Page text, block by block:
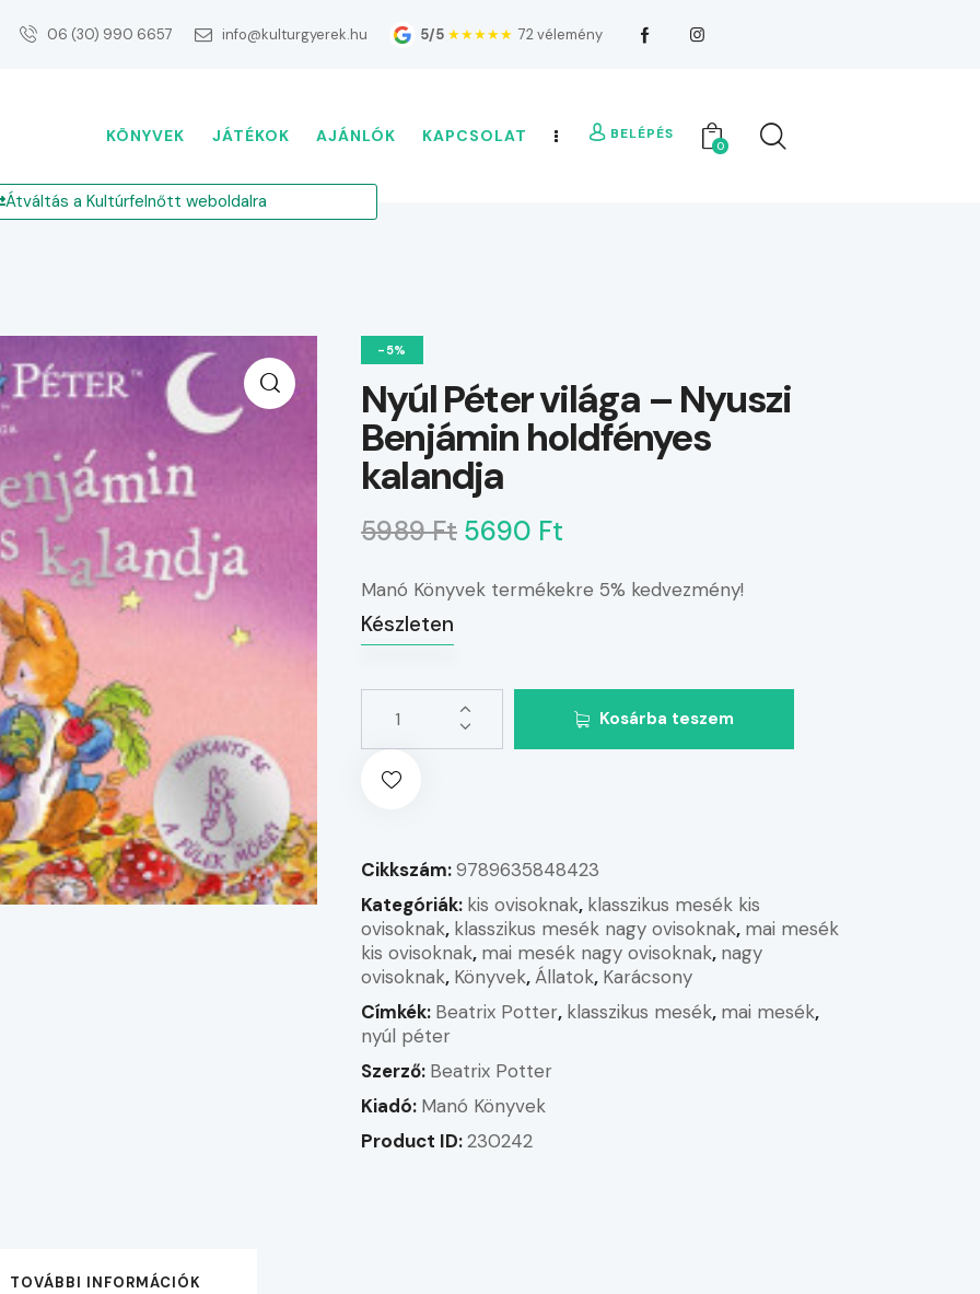
06 (30) 990 6657 info@kulturgyerek.hu 5/5 ★★★★★ 72 vélemény
KÖNYVEK JÁTÉKOK AJÁNLÓK KAPCSOLAT BELÉPÉS
0
Átváltás a Kultúrfelnőtt weboldalra
-5%
Nyúl Péter világa – Nyuszi
Benjámin holdfényes
kalandja
5989 Ft 5690 Ft
Manó Könyvek termékekre 5% kedvezmény!
Készleten
Kosárba teszem
Cikkszám:9789635848423
Kategóriák: kis ovisoknak, klasszikus mesék kis
ovisoknak, klasszikus mesék nagy ovisoknak, mai mesék
kis ovisoknak, mai mesék nagy ovisoknak, nagy
ovisoknak, Könyvek,Állatok, Karácsony
Címkék: Beatrix Potter, klasszikus mesék, mai mesék,
nyúl péter
Szerző: Beatrix Potter
Kiadó: Manó Könyvek
Product ID:230242
TOVÁBBI INFORMÁCIÓK